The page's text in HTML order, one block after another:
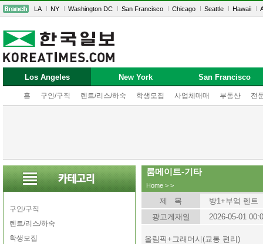
LA NY Washington DC San Francisco Chicago Seattle Hawaii
Los Angeles
홈 구인/구직 렌트/리스/하숙 학생모집 사업체매매 부동산 전
New York San Francisco
구인/구직
렌트/리스/하숙
학생모집
룸메이트-기타
Home > >
제 목
방1+부엌 렌트
광고게재일
2026-05-01
올림픽+그래머시(교통 편리)